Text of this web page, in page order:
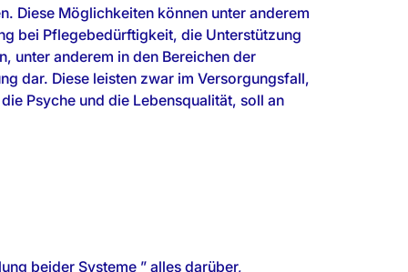
Diese Möglichkeiten können unter anderem
bei Pflegebedürftigkeit, die Unterstützung
unter anderem in den Bereichen der
dar. Diese leisten zwar im Versorgungsfall,
Psyche und die Lebensqualität, soll an
beider Systeme ” alles darüber,